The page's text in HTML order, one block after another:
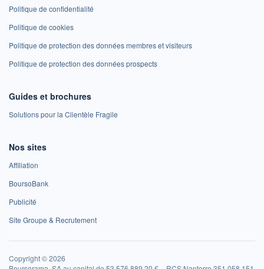
Politique de confidentialité
Politique de cookies
Politique de protection des données membres et visiteurs
Politique de protection des données prospects
Guides et brochures
Solutions pour la Clientèle Fragile
Nos sites
Affiliation
BoursoBank
Publicité
Site Groupe & Recrutement
Copyright © 2026